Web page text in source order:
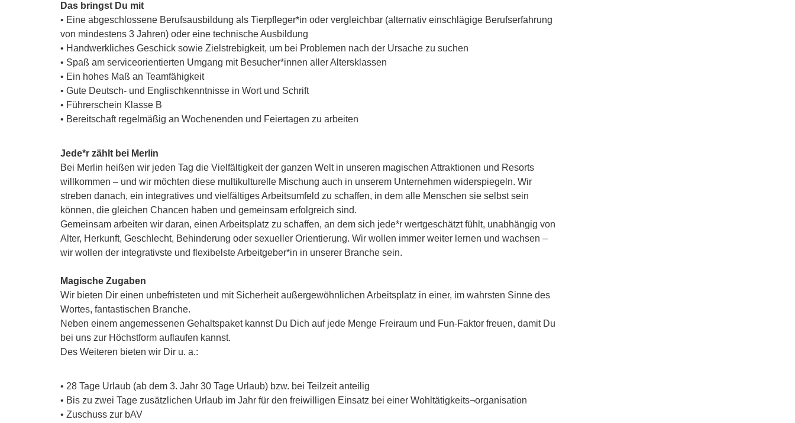
Das bringst Du mit
• Eine abgeschlossene Berufsausbildung als Tierpfleger*in oder vergleichbar (alternativ einschlägige Berufserfahrung
von mindestens 3 Jahren) oder eine technische Ausbildung
• Handwerkliches Geschick sowie Zielstrebigkeit, um bei Problemen nach der Ursache zu suchen
• Spaß am serviceorientierten Umgang mit Besucher*innen aller Altersklassen
• Ein hohes Maß an Teamfähigkeit
• Gute Deutsch- und Englischkenntnisse in Wort und Schrift
• Führerschein Klasse B
• Bereitschaft regelmäßig an Wochenenden und Feiertagen zu arbeiten
Jede*r zählt bei Merlin
Bei Merlin heißen wir jeden Tag die Vielfältigkeit der ganzen Welt in unseren magischen Attraktionen und Resorts
willkommen – und wir möchten diese multikulturelle Mischung auch in unserem Unternehmen widerspiegeln. Wir
streben danach, ein integratives und vielfältiges Arbeitsumfeld zu schaffen, in dem alle Menschen sie selbst sein
können, die gleichen Chancen haben und gemeinsam erfolgreich sind.
Gemeinsam arbeiten wir daran, einen Arbeitsplatz zu schaffen, an dem sich jede*r wertgeschätzt fühlt, unabhängig von
Alter, Herkunft, Geschlecht, Behinderung oder sexueller Orientierung. Wir wollen immer weiter lernen und wachsen –
wir wollen der integrativste und flexibelste Arbeitgeber*in in unserer Branche sein.
Magische Zugaben
Wir bieten Dir einen unbefristeten und mit Sicherheit außergewöhnlichen Arbeitsplatz in einer, im wahrsten Sinne des
Wortes, fantastischen Branche.
Neben einem angemessenen Gehaltspaket kannst Du Dich auf jede Menge Freiraum und Fun-Faktor freuen, damit Du
bei uns zur Höchstform auflaufen kannst.
Des Weiteren bieten wir Dir u. a.:
• 28 Tage Urlaub (ab dem 3. Jahr 30 Tage Urlaub) bzw. bei Teilzeit anteilig
• Bis zu zwei Tage zusätzlichen Urlaub im Jahr für den freiwilligen Einsatz bei einer Wohltätigkeits¬organisation
• Zuschuss zur bAV